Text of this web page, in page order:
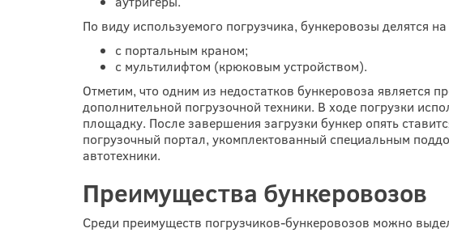
По виду используемого погрузчика, бункеровозы делятся
с портальным краном;
с мультилифтом (крюковым устройством).
Отметим, что одним из недостатков бункеровоза является
дополнительной погрузочной техники. В ходе погрузки
площадку. После завершения загрузки бункер опять
погрузочный портал, укомплектованный специальным
автотехники.
Преимущества бункеровозов
Среди преимуществ погрузчиков-бункеровозов можно